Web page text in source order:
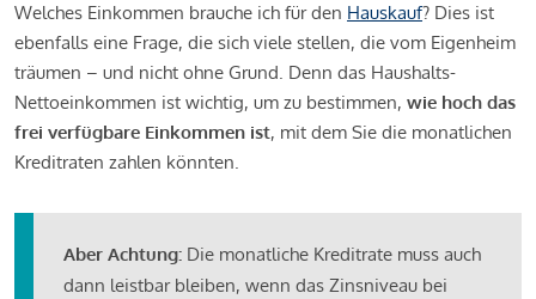
Welches Einkommen brauche ich für den Hauskauf? Dies ist
ebenfalls eine Frage, die sich viele stellen, die vom Eigenheim
träumen – und nicht ohne Grund. Denn das Haushalts-
Nettoeinkommen ist wichtig, um zu bestimmen, wie hoch das
frei verfügbare Einkommen ist, mit dem Sie die monatlichen
Kreditraten zahlen könnten.
Aber Achtung: Die monatliche Kreditrate muss auch
dann leistbar bleiben, wenn das Zinsniveau bei